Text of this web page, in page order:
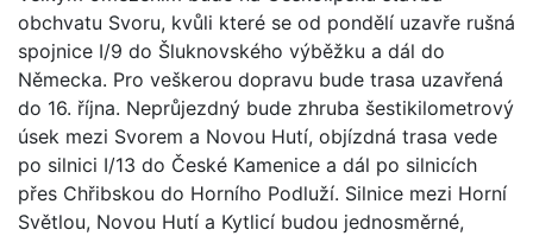
obchvatu Svoru, kvůli které se od pondělí uzavře rušná
spojnice I/9 do Šluknovského výběžku a dál do
Německa. Pro veškerou dopravu bude trasa uzavřená
do 16. října. Neprůjezdný bude zhruba šestikilometrový
úsek mezi Svorem a Novou Hutí, objízdná trasa vede
po silnici I/13 do České Kamenice a dál po silnicích
přes Chřibskou do Horního Podluží. Silnice mezi Horní
Světlou, Novou Hutí a Kytlicí budou jednosměrné,